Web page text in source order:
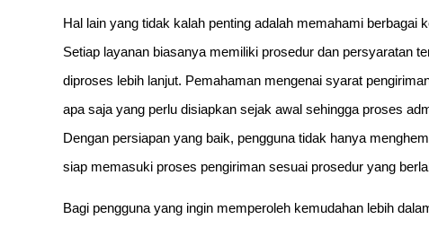
Hal lain yang tidak kalah penting adalah memahami berbagai
Setiap layanan biasanya memiliki prosedur dan persyaratan
diproses lebih lanjut. Pemahaman mengenai syarat
apa saja yang perlu disiapkan sejak awal sehingga proses
Dengan persiapan yang baik, pengguna tidak hanya
siap memasuki proses pengiriman sesuai prosedur yang
Bagi pengguna yang ingin memperoleh kemudahan lebih